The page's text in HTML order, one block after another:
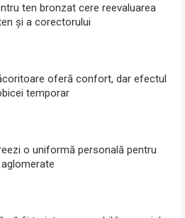
ten bronzat cere reevaluarea
și a corectorului
oferă confort, dar efectul
temporar
o uniformă personală pentru